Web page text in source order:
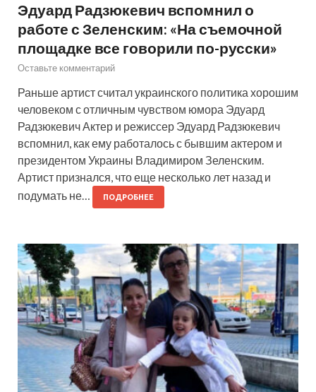
Эдуард Радзюкевич вспомнил о
работе с Зеленским: «На съемочной
площадке все говорили по-русски»
Оставьте комментарий
Раньше артист считал украинского политика хорошим
человеком с отличным чувством юмора Эдуард
Радзюкевич Актер и режиссер Эдуард Радзюкевич
вспомнил, как ему работалось с бывшим актером и
президентом Украины Владимиром Зеленским.
Артист признался, что еще несколько лет назад и
подумать не…
ПОДРОБНЕЕ